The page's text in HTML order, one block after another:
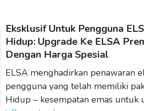
Eksklusif Untuk Pengguna
Hidup: Upgrade Ke ELSA
Dengan Harga Spesial
ELSA menghadirkan penawaran
pengguna yang telah memiliki
Hidup – kesempatan emas untuk